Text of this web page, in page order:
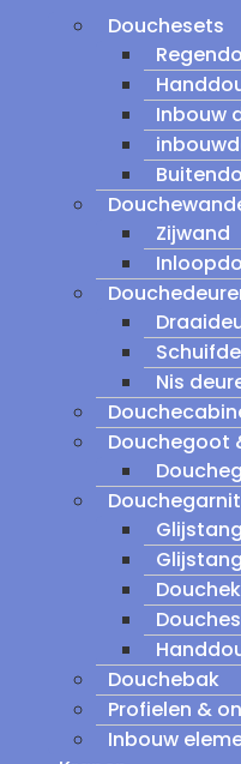
Douchesets
Inbouw
Zijwand
Nis
Douchegoot
Glijstang
Douchebak
Profielen &
Inbouw